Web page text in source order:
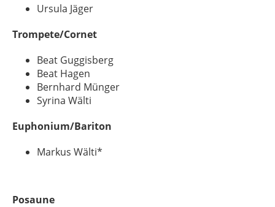
Ursula Jäger
Trompete/Cornet
Beat Guggisberg
Beat Hagen
Bernhard Münger
Syrina Wälti
Euphonium/Bariton
Markus Wälti*
Posaune